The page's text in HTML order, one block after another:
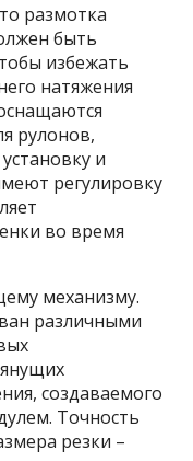
размотка
быть
избежать
натяжения
рулонов,
и
регулировку
во время
механизму.
различными
создаваемого
Точность
резки –